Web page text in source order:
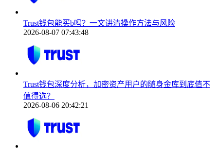
Trust钱包能买b吗？一文讲清操作方法与风险
2026-08-07 07:43:48
Trust钱包深度分析，加密资产用户的随身金库到底值不
值得选？
2026-08-06 20:42:21